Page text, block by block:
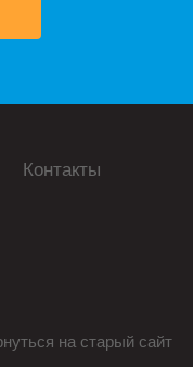
Контакты
на старый сайт